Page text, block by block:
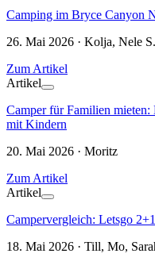
Camping im Bryce Canyon
26. Mai 2026 · Kolja, Nele S.
Zum Artikel
Artikel
Camper für Familien mieten:
mit Kindern
20. Mai 2026 · Moritz
Zum Artikel
Artikel
Campervergleich: Letsgo
18. Mai 2026 · Till, Mo,